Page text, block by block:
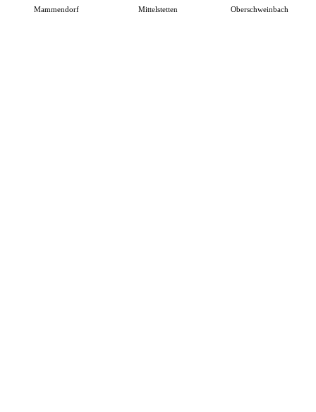
Mammendorf Mittelstetten Oberschweinbach